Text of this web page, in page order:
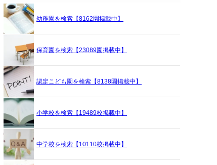
幼稚園を検索【8162園掲載中】
保育園を検索【23089園掲載中】
認定こども園を検索【8138園掲載中】
小学校を検索【19489校掲載中】
中学校を検索【10110校掲載中】